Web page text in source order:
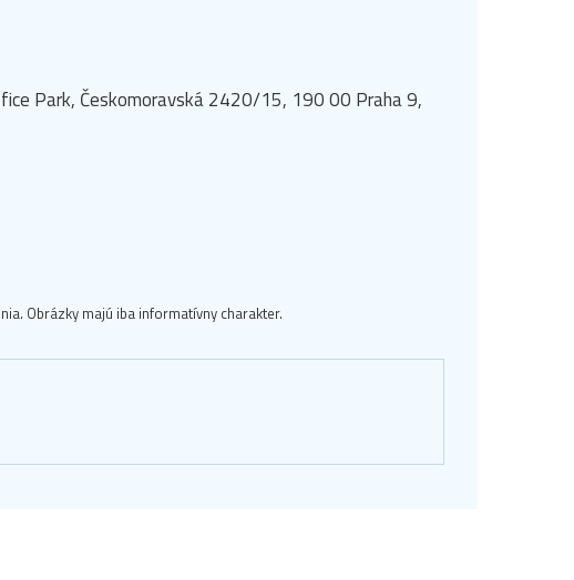
Park, Českomoravská 2420/15, 190 00 Praha 9,
Obrázky majú iba informatívny charakter.